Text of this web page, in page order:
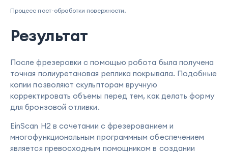
Процесс пост-обработки поверхности.
Результат
После фрезеровки с помощью робота была получена
точная полиуретановая реплика покрывала. Подобные
копии позволяют скульпторам вручную
корректировать объемы перед тем, как делать форму
для бронзовой отливки.
EinScan H2 в сочетании с фрезерованием и
многофункциональным программным обеспечением
является превосходным помощником в создании